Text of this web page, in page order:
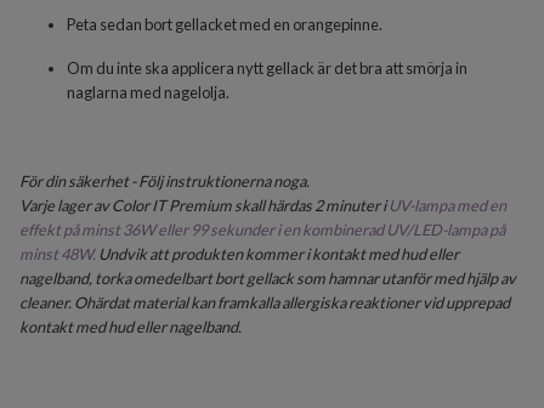
Peta sedan bort gellacket med en orangepinne.
Om du inte ska applicera nytt gellack är det bra att smörja in
naglarna med nagelolja.
För din säkerhet - Följ instruktionerna noga.
Varje lager av Color IT Premium skall härdas 2 minuter iUV-lampa med en
effekt på minst 36W eller 99 sekunder i en kombinerad UV/LED-lampa på
minst 48W. Undvik att produkten kommer i kontakt med hud eller
nagelband, torka omedelbart bort gellack som hamnar utanför med hjälp av
cleaner. Ohärdat material kan framkalla allergiska reaktioner vid upprepad
kontakt med hud eller nagelband.